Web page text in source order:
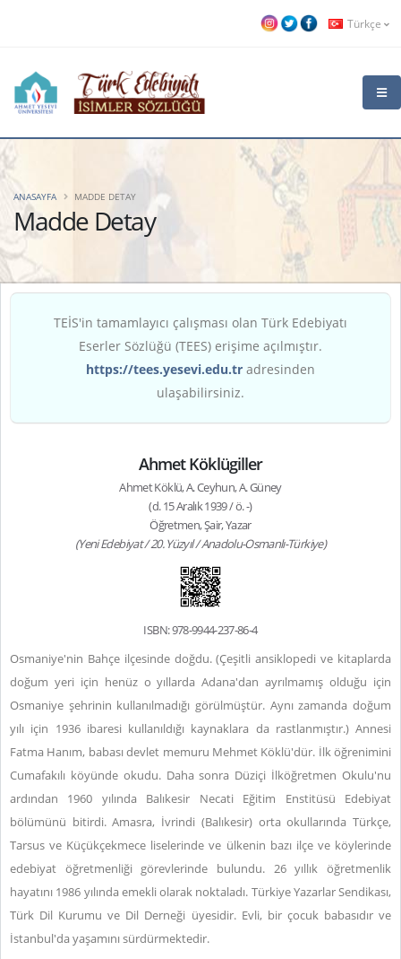
Türkçe
Madde Detay
ANASAYFA MADDE DETAY
TEİS'in tamamlayıcı çalışması olan Türk Edebiyatı
Eserler Sözlüğü (TEES) erişime açılmıştır.
https://tees.yesevi.edu.tr adresinden
ulaşabilirsiniz.
Ahmet Köklügiller
Ahmet Köklü, A. Ceyhun, A. Güney
(d. 15 Aralık 1939 / ö. -)
Öğretmen, Şair, Yazar
(Yeni Edebiyat / 20. Yüzyıl / Anadolu-Osmanlı-Türkiye)
ISBN: 978-9944-237-86-4
Osmaniye'nin Bahçe ilçesinde doğdu. (Çeşitli ansiklopedi ve kitaplarda
doğum yeri için henüz o yıllarda Adana'dan ayrılmamış olduğu için
Osmaniye şehrinin kullanılmadığı görülmüştür. Aynı zamanda doğum
yılı için 1936 ibaresi kullanıldığı kaynaklara da rastlanmıştır.) Annesi
Fatma Hanım, babası devlet memuru Mehmet Köklü'dür. İlk öğrenimini
Cumafakılı köyünde okudu. Daha sonra Düziçi İlköğretmen Okulu'nu
ardından 1960 yılında Balıkesir Necati Eğitim Enstitüsü Edebiyat
bölümünü bitirdi. Amasra, İvrindi (Balıkesir) orta okullarında Türkçe,
Tarsus ve Küçükçekmece liselerinde ve ülkenin bazı ilçe ve köylerinde
edebiyat öğretmenliği görevlerinde bulundu. 26 yıllık öğretmenlik
hayatını 1986 yılında emekli olarak noktaladı. Türkiye Yazarlar Sendikası,
Türk Dil Kurumu ve Dil Derneği üyesidir. Evli, bir çocuk babasıdır ve
İstanbul'da yaşamını sürdürmektedir.